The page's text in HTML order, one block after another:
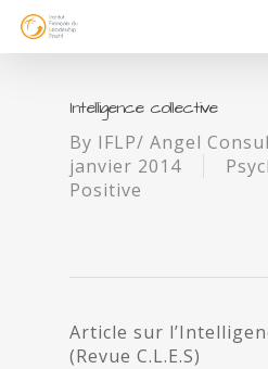
Intelligence collective
By IFLP/ Angel
janvier 2014
Positive
Article sur
(Revue C.L.E.S)